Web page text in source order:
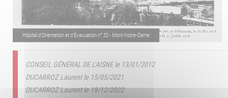
Hôpital d'Orientation et d'Evacuation n° 32 - Mont-Notre-Dame
CONSEIL GÉNÉRAL DE L'AISNE le 13/01/2012
DUCARROZ Laurent le 15/05/2021
DUCARROZ Laurent le 19/12/2022